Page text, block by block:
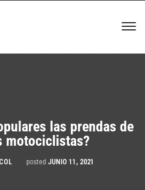
las prendas de
motociclistas?
posted JUNIO 11, 2021